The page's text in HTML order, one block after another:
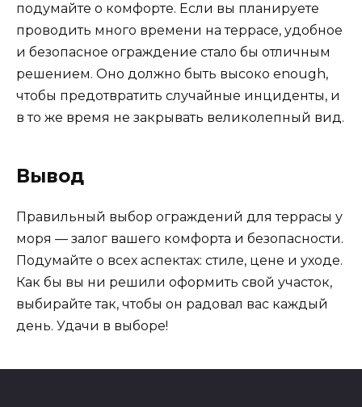
подумайте о комфорте. Если вы планируете
проводить много времени на террасе, удобное
и безопасное ограждение стало бы отличным
решением. Оно должно быть высоко enough,
чтобы предотвратить случайные инциденты, и
в то же время не закрывать великолепный вид.
Вывод
Правильный выбор ограждений для террасы у
моря — залог вашего комфорта и безопасности.
Подумайте о всех аспектах: стиле, цене и уходе.
Как бы вы ни решили оформить свой участок,
выбирайте так, чтобы он радовал вас каждый
день. Удачи в выборе!